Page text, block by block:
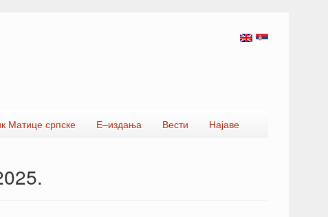
Матице српске Е–издања Вести Најаве